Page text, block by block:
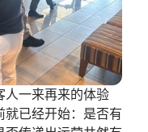
人一来再来的体验
已经开始：是否有